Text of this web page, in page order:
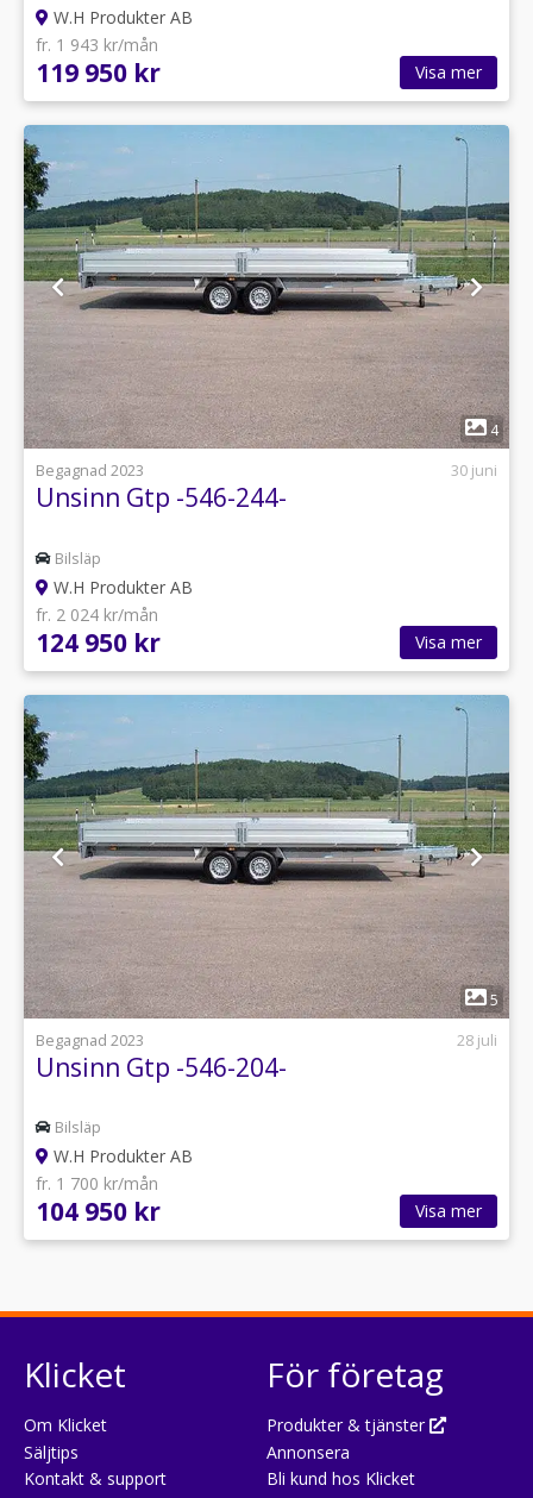
W.H Produkter AB
fr. 1 943 kr/mån
119 950 kr Visa mer
1
4
Begagnad 2023
30 juni
Unsinn Gtp -546-244-
Bilsläp
W.H Produkter AB
fr. 2 024 kr/mån
124 950 kr Visa mer
1
5
Begagnad 2023
28 juli
Unsinn Gtp -546-204-
Bilsläp
W.H Produkter AB
fr. 1 700 kr/mån
104 950 kr Visa mer
Klicket
Om Klicket
Säljtips
Kontakt & support
För företag
Produkter & tjänster
Annonsera
Bli kund hos Klicket